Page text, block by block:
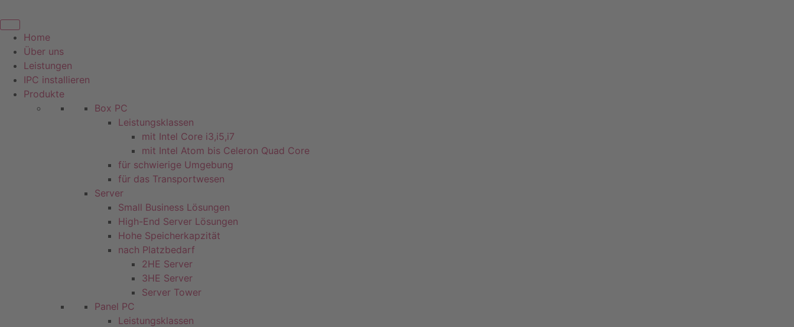
Inhalt
springenHome
Über uns
Leistungen
IPC installieren
Produkte
Box PC
Leistungsklassen
mit Intel Core i3,i5,i7
mit Intel Atom bis Celeron Quad Core
für schwierige Umgebung
für das Transportwesen
Server
Small Business Lösungen
High-End Server Lösungen
Hohe Speicherkapzität
nach Platzbedarf
2HE Server
3HE Server
Server Tower
Panel PC
Leistungsklassen